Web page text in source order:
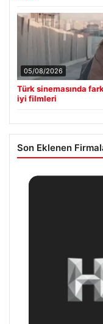
05/08/2026
Türk sinemasında
iyi filmleri
Son Eklenen